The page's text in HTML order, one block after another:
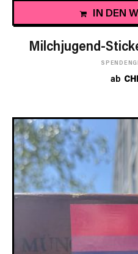
IN DEN
Milchjugend-
ab